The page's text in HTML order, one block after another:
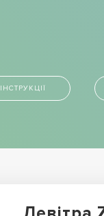
ІНСТРУКЦІЇ